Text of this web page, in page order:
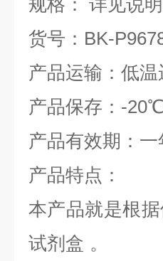
规格： 详见说明
货号： BK-
产品运输：低温
产品保存： -20℃
产品有效期：一
产品特点：
本产品就是根
试剂盒 。